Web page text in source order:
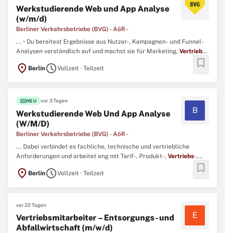
Werkstudierende Web und App Analyse
(w/m/d)
Berliner Verkehrsbetriebe (BVG) - AöR -
... • Du bereitest Ergebnisse aus Nutzer-, Kampagnen- und Funnel-
Analysen verständlich auf und machst sie für Marketing, Vertrieb
location_on BerlinscheduleVollzeit · Teilzeit bookmark
fiber_newNEU vor 3 Tagen
Werkstudierende Web Und App Analyse
(W/M/D)
Berliner Verkehrsbetriebe (BVG) - AöR -
B
... Dabei verbindet es fachliche, technische und vertriebliche
Anforderungen und arbeitet eng mit Tarif-, Produkt-, Vertriebs-,
Daten- und IT-Einheiten zusammen.\ N Gemeinsam mit dem Team
prüfst und sicherst du die Qualität DSGVO-konformer Tracking-
location_on BerlinscheduleVollzeit · Teilzeit bookmark
vor 22 Tagen
Vertriebsmitarbeiter – Entsorgungs- und
Abfallwirtschaft (m/w/d)
E